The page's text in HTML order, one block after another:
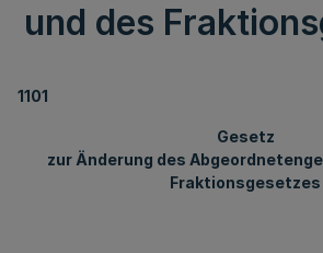
und des
1101
Gesetz
zur Änderung des
Fraktionsgesetzes